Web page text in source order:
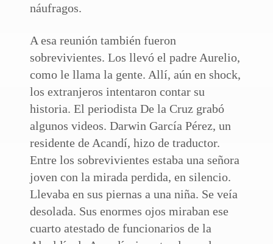
náufragos.
A esa reunión también fueron
sobrevivientes. Los llevó el padre Aurelio,
como le llama la gente. Allí, aún en shock,
los extranjeros intentaron contar su
historia. El periodista De la Cruz grabó
algunos videos. Darwin García Pérez, un
residente de Acandí, hizo de traductor.
Entre los sobrevivientes estaba una señora
joven con la mirada perdida, en silencio.
Llevaba en sus piernas a una niña. Se veía
desolada. Sus enormes ojos miraban ese
cuarto atestado de funcionarios de la